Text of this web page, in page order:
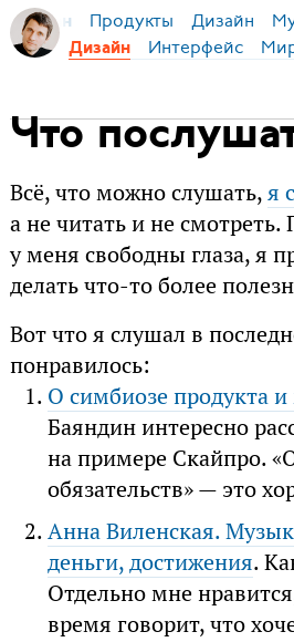
Бирман Продукты Дизайн
Дизайн
Интерфейс
Что
Всё, что можно слушать,я
а не читать и не смотреть.
у меня свободны глаза, я
делать что-то более
Вот что я слушал в
понравилось:
О симбиозе продукта
Баяндин интересно
на примере Скайпро.
обязательств» — это
Анна Виленская.
деньги, достижения.
Отдельно мне
время говорит, что